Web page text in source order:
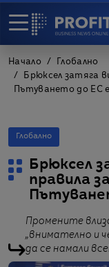
Начало
Глобално
Брюксел затяга
Пътуването до ЕС
Глобално
Брюксел
правила
Промените
„внимателно и
да се намали